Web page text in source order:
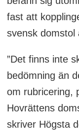
fast att
svensk domstol
”Det finns inte
bedömning än
om rubricering,
Hovrättens
skriver Högsta